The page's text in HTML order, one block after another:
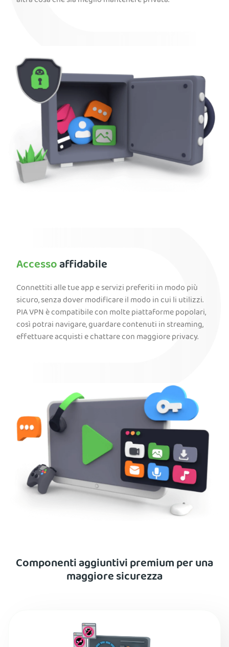
Accessoaffidabile
Connettiti alle tue app e servizi preferiti in modo più
sicuro, senza dover modificare il modo in cui li utilizzi.
PIA VPN è compatibile con molte piattaforme popolari,
così potrai navigare, guardare contenuti in streaming,
effettuare acquisti e chattare con maggiore privacy.
Componenti aggiuntivi premium per una
maggiore sicurezza